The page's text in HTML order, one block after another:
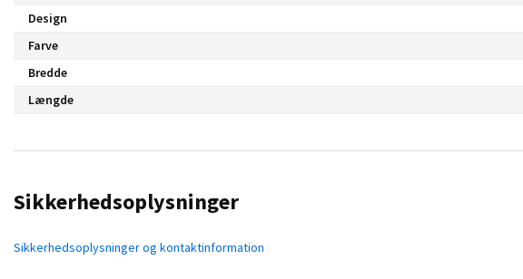
Design
Farve
Bredde
Længde
Sikkerhedsoplysninger
Sikkerhedsoplysninger og kontaktinformation